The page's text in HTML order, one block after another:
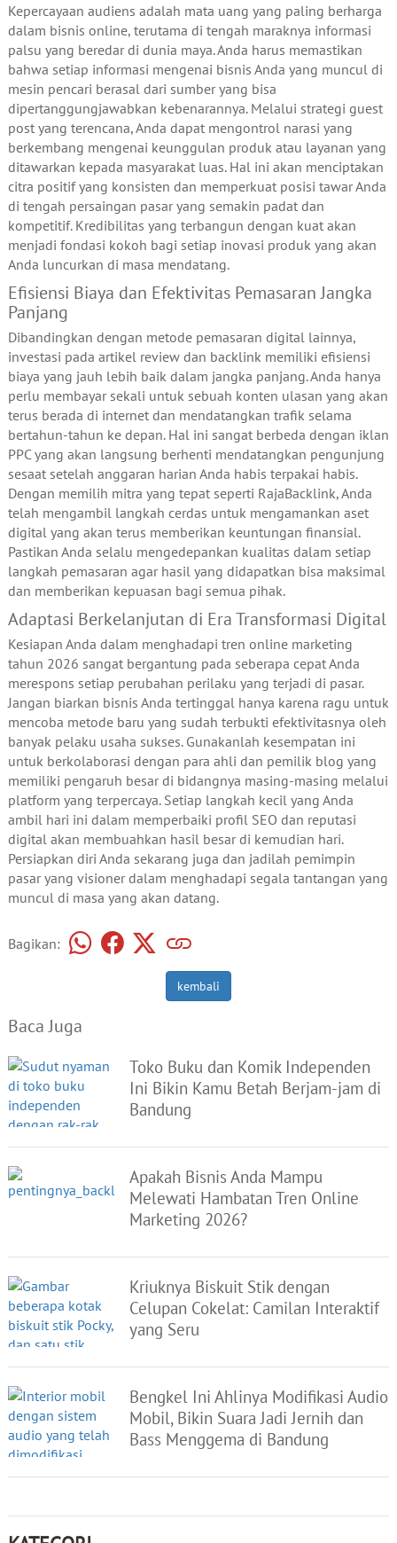
Kepercayaan audiens adalah mata uang yang paling berharga
dalam bisnis online, terutama di tengah maraknya informasi
palsu yang beredar di dunia maya. Anda harus memastikan
bahwa setiap informasi mengenai bisnis Anda yang muncul di
mesin pencari berasal dari sumber yang bisa
dipertanggungjawabkan kebenarannya. Melalui strategi guest
post yang terencana, Anda dapat mengontrol narasi yang
berkembang mengenai keunggulan produk atau layanan yang
ditawarkan kepada masyarakat luas. Hal ini akan menciptakan
citra positif yang konsisten dan memperkuat posisi tawar Anda
di tengah persaingan pasar yang semakin padat dan
kompetitif. Kredibilitas yang terbangun dengan kuat akan
menjadi fondasi kokoh bagi setiap inovasi produk yang akan
Anda luncurkan di masa mendatang.
Efisiensi Biaya dan Efektivitas Pemasaran Jangka
Panjang
Dibandingkan dengan metode pemasaran digital lainnya,
investasi pada artikel review dan backlink memiliki efisiensi
biaya yang jauh lebih baik dalam jangka panjang. Anda hanya
perlu membayar sekali untuk sebuah konten ulasan yang akan
terus berada di internet dan mendatangkan trafik selama
bertahun-tahun ke depan. Hal ini sangat berbeda dengan iklan
PPC yang akan langsung berhenti mendatangkan pengunjung
sesaat setelah anggaran harian Anda habis terpakai habis.
Dengan memilih mitra yang tepat seperti RajaBacklink, Anda
telah mengambil langkah cerdas untuk mengamankan aset
digital yang akan terus memberikan keuntungan finansial.
Pastikan Anda selalu mengedepankan kualitas dalam setiap
langkah pemasaran agar hasil yang didapatkan bisa maksimal
dan memberikan kepuasan bagi semua pihak.
Adaptasi Berkelanjutan di Era Transformasi Digital
Kesiapan Anda dalam menghadapi tren online marketing
tahun 2026 sangat bergantung pada seberapa cepat Anda
merespons setiap perubahan perilaku yang terjadi di pasar.
Jangan biarkan bisnis Anda tertinggal hanya karena ragu untuk
mencoba metode baru yang sudah terbukti efektivitasnya oleh
banyak pelaku usaha sukses. Gunakanlah kesempatan ini
untuk berkolaborasi dengan para ahli dan pemilik blog yang
memiliki pengaruh besar di bidangnya masing-masing melalui
platform yang terpercaya. Setiap langkah kecil yang Anda
ambil hari ini dalam memperbaiki profil SEO dan reputasi
digital akan membuahkan hasil besar di kemudian hari.
Persiapkan diri Anda sekarang juga dan jadilah pemimpin
pasar yang visioner dalam menghadapi segala tantangan yang
muncul di masa yang akan datang.
Bagikan:
kembali
Baca Juga
Toko Buku dan Komik Independen
Ini Bikin Kamu Betah Berjam-jam di
Bandung
Apakah Bisnis Anda Mampu
Melewati Hambatan Tren Online
Marketing 2026?
Kriuknya Biskuit Stik dengan
Celupan Cokelat: Camilan Interaktif
yang Seru
Bengkel Ini Ahlinya Modifikasi Audio
Mobil, Bikin Suara Jadi Jernih dan
Bass Menggema di Bandung